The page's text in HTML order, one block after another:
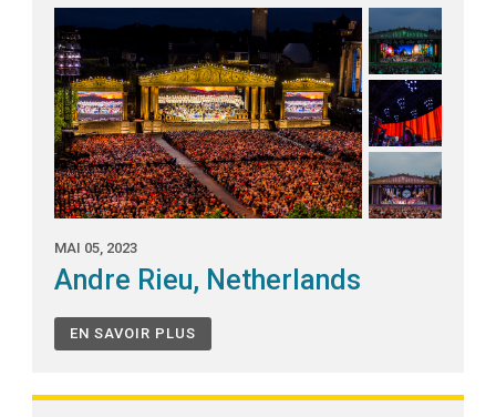
MAI 05, 2023
Andre Rieu, Netherlands
EN SAVOIR PLUS